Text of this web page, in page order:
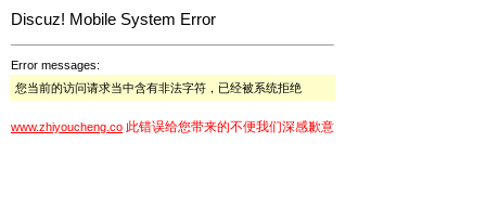
Discuz! Mobile System Error
Error messages:
您当前的访问请求当中含有非法字符，已经被系统拒绝
www.zhiyoucheng.co 此错误给您带来的不便我们深感歉意